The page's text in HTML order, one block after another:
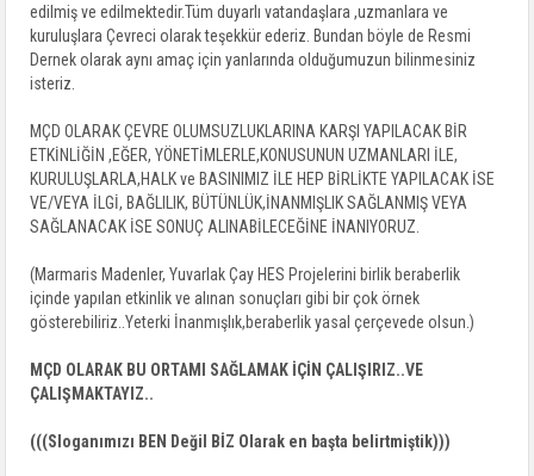
edilmiş ve edilmektedir.Tüm duyarlı vatandaşlara ,uzmanlara ve
kuruluşlara Çevreci olarak teşekkür ederiz. Bundan böyle de Resmi
Dernek olarak aynı amaç için yanlarında olduğumuzun bilinmesiniz
isteriz.
MÇD OLARAK ÇEVRE OLUMSUZLUKLARINA KARŞI YAPILACAK BİR
ETKİNLİĞİN ,EĞER, YÖNETİMLERLE,KONUSUNUN UZMANLARI İLE,
KURULUŞLARLA,HALK ve BASINIMIZ İLE HEP BİRLİKTE YAPILACAK İSE
VE/VEYA İLGİ, BAĞLILIK, BÜTÜNLÜK,İNANMIŞLIK SAĞLANMIŞ VEYA
SAĞLANACAK İSE SONUÇ ALINABİLECEĞİNE İNANIYORUZ.
(Marmaris Madenler, Yuvarlak Çay HES Projelerini birlik beraberlik
içinde yapılan etkinlik ve alınan sonuçları gibi bir çok örnek
gösterebiliriz..Yeterki İnanmışlık,beraberlik yasal çerçevede olsun.)
MÇD OLARAK BU ORTAMI SAĞLAMAK İÇİN ÇALIŞIRIZ..VE
ÇALIŞMAKTAYIZ..
(((Sloganımızı BEN Değil BİZ Olarak en başta belirtmiştik)))